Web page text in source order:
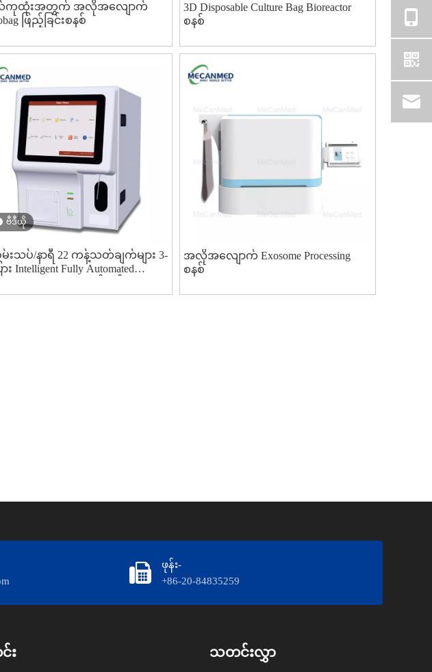
ထုံးအတွက် အလိုအလျောက်
ဖြည့်ခြင်းစနစ်
3D Disposable Culture Bag Bioreactor
စနစ်
ဗီဒီယို
မ်းသပ်/နာရီ 22 ကန့်သတ်ချက်များ 3-
း Intelligent Fully Automated
နိုင်ငံမှ ထုတ်လုပ်သူ
အလိုအလျောက် Exosome Processing
စနစ်
ဖုန်း-
+86-20-84835259
း သတင်းလွှာ